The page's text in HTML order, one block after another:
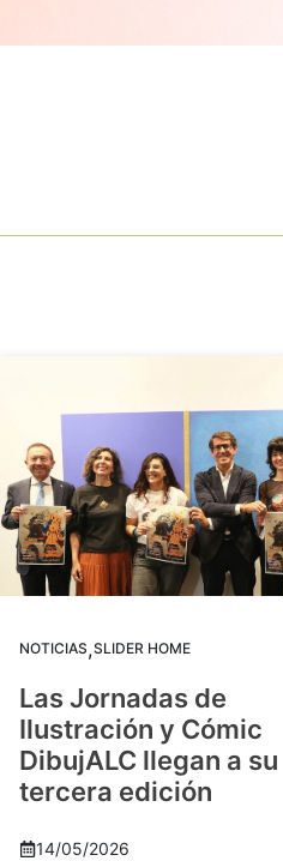
NOTICIAS,SLIDER HOME
Las Jornadas de
Ilustración y Cómic
DibujALC llegan a su
tercera edición
14/05/2026